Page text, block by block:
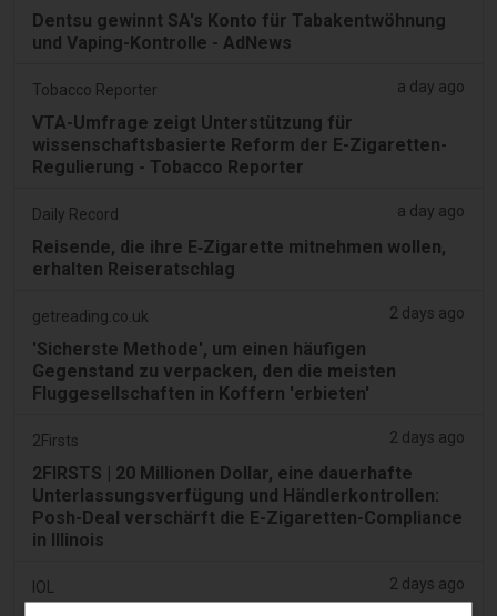
Dentsu gewinnt SA's Konto für Tabakentwöhnung
und Vaping-Kontrolle - AdNews
Tobacco Reporter a day ago
VTA-Umfrage zeigt Unterstützung für
wissenschaftsbasierte Reform der E-Zigaretten-
Regulierung - Tobacco Reporter
Daily Record a day ago
Reisende, die ihre E‑Zigarette mitnehmen wollen,
erhalten Reiseratschlag
getreading.co.uk 2 days ago
'Sicherste Methode', um einen häufigen
Gegenstand zu verpacken, den die meisten
Fluggesellschaften in Koffern 'erbieten'
2Firsts 2 days ago
2FIRSTS | 20 Millionen Dollar, eine dauerhafte
Unterlassungsverfügung und Händlerkontrollen:
Posh-Deal verschärft die E-Zigaretten-Compliance
in Illinois
IOL 2 days ago